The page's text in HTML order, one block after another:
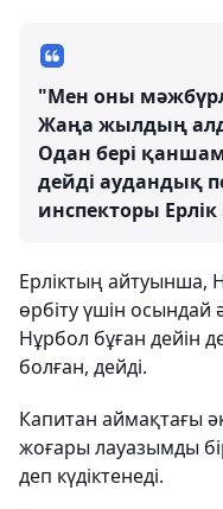
"Мен оны
Жаңа жылдың
Одан бері
дейді аудандық
инспекторы
Ерліктың айтуынша,
өрбіту үшін осындай
Нұрбол бұған дейін
болған, дейді.
Капитан аймақтағы
жоғары лауазымды
деп күдіктенеді.